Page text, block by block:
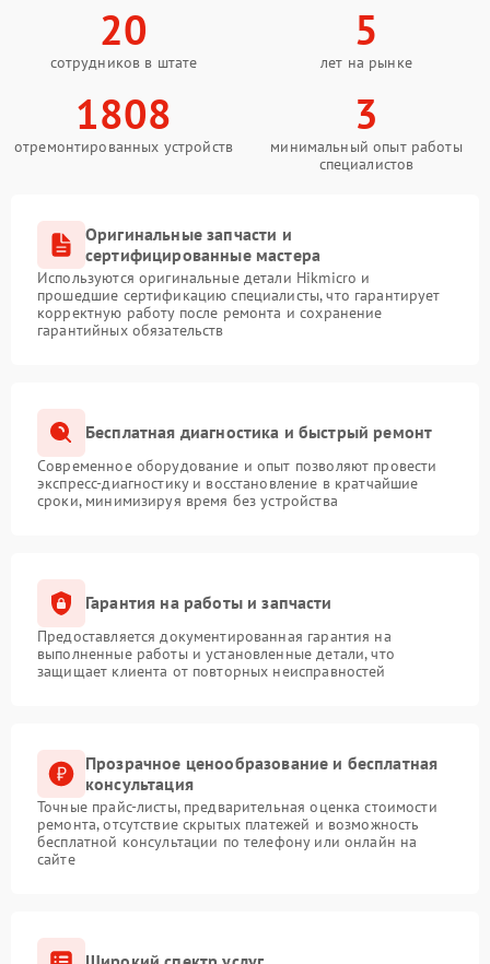
20
сотрудников в штате
5
лет на рынке
1808
отремонтированных устройств
3
минимальный опыт работы
специалистов
Оригинальные запчасти и
сертифицированные мастера
Используются оригинальные детали Hikmicro и
прошедшие сертификацию специалисты, что гарантирует
корректную работу после ремонта и сохранение
гарантийных обязательств
Бесплатная диагностика и быстрый ремонт
Современное оборудование и опыт позволяют провести
экспресс-диагностику и восстановление в кратчайшие
сроки, минимизируя время без устройства
Гарантия на работы и запчасти
Предоставляется документированная гарантия на
выполненные работы и установленные детали, что
защищает клиента от повторных неисправностей
Прозрачное ценообразование и бесплатная
консультация
Точные прайс-листы, предварительная оценка стоимости
ремонта, отсутствие скрытых платежей и возможность
бесплатной консультации по телефону или онлайн на
сайте